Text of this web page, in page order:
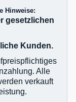
Hinweise:
gesetzlichen
Kunden.
Alle
verkauft